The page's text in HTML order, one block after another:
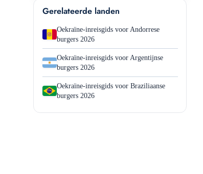
Gerelateerde landen
Oekraïne-inreisgids voor Andorrese
burgers 2026
Oekraïne-inreisgids voor Argentijnse
burgers 2026
Oekraïne-inreisgids voor Braziliaanse
burgers 2026